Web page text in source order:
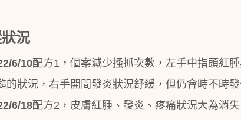
況
6/10配方1 ，個案減少搔抓次數，左手中指頭紅
的狀況，右手開間發炎狀況舒緩，但仍會時不時
6/18配方2 ，皮膚紅腫、發炎、疼痛狀況大為消